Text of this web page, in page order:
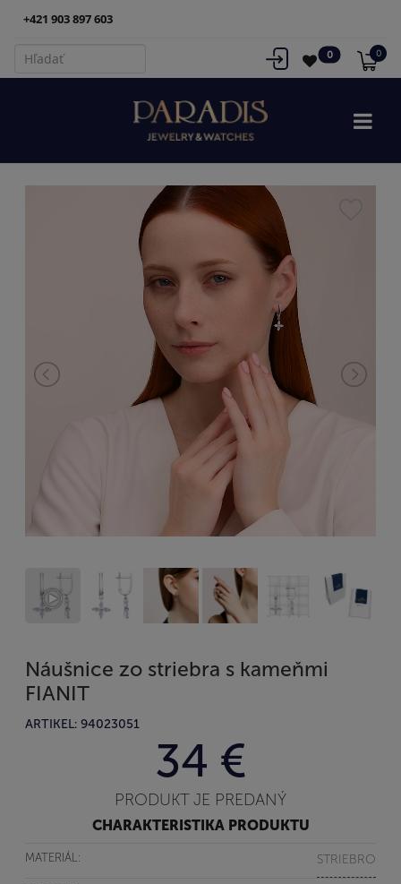
+421 903 897 603
0 0
Náušnice zo striebra s kameňmi
FIANIT
ARTIKEL: 94023051
34 €
PRODUKT JE PREDANÝ
CHARAKTERISTIKA PRODUKTU
MATERIÁL: STRIEBRO